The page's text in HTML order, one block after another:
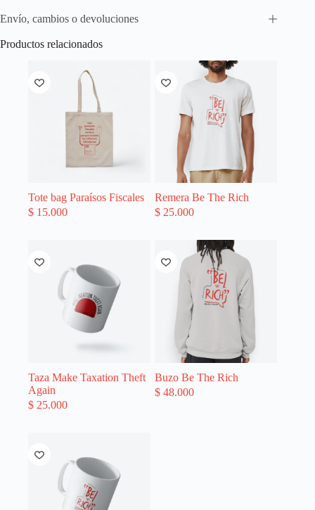
Envío, cambios o devoluciones
Productos relacionados
Tote bag Paraísos Fiscales
$ 15.000
Remera Be The Rich
$ 25.000
Taza Make Taxation Theft
Again
$ 25.000
Buzo Be The Rich
$ 48.000